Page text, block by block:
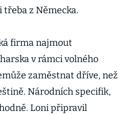
z Německa.
firma najmout
v rámci volného
zaměstnat dříve, než
Národních specifik,
Loni připravil